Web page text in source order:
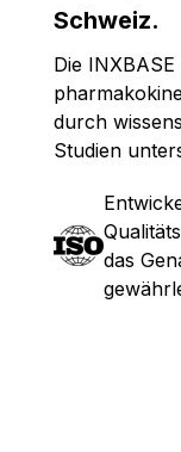
Schweiz.
Die
durch
Studien
das